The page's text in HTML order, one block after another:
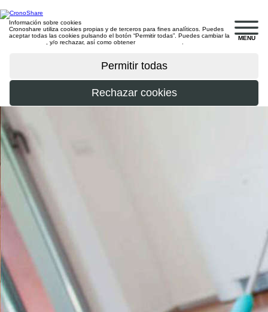
MENU
Información sobre cookies
Cronoshare utiliza cookies propias y de terceros para fines analíticos. Puedes
aceptar todas las cookies pulsando el botón “Permitir todas”. Puedes cambiar la
, y/o rechazar, así como obtener